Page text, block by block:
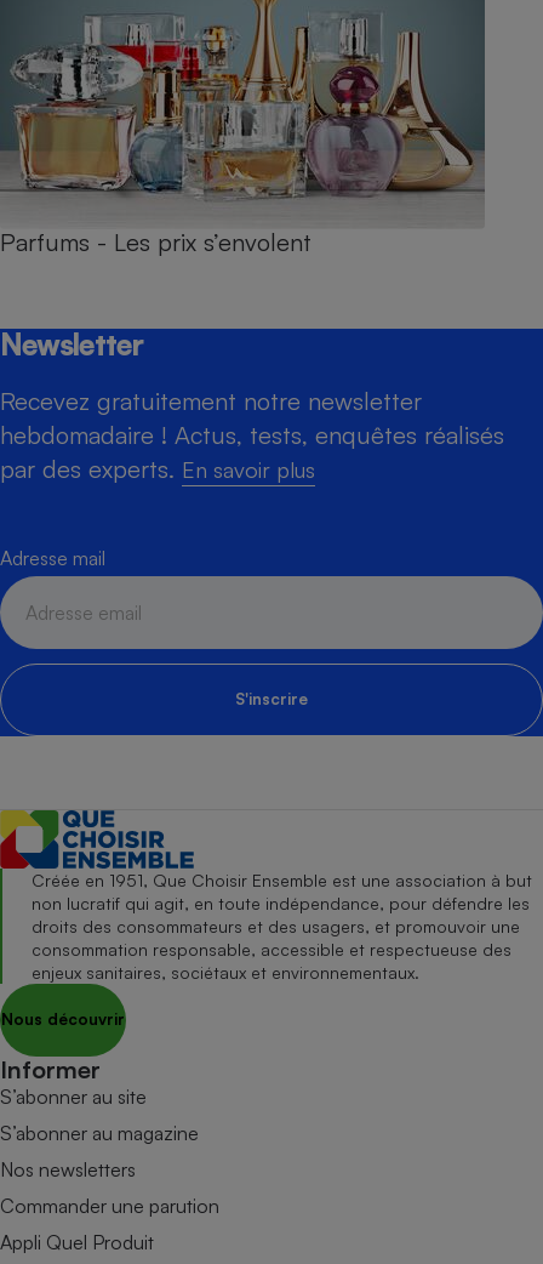
Parfums - Les prix s’envolent
Newsletter
Recevez gratuitement notre newsletter
hebdomadaire ! Actus, tests, enquêtes réalisés
par des experts. En savoir plus
Adresse mail
S'inscrire
Créée en 1951, Que Choisir Ensemble est une association à but
non lucratif qui agit, en toute indépendance, pour défendre les
droits des consommateurs et des usagers, et promouvoir une
consommation responsable, accessible et respectueuse des
enjeux sanitaires, sociétaux et environnementaux.
Nous découvrir
Informer
S’abonner au site
S’abonner au magazine
Nos newsletters
Commander une parution
Appli Quel Produit